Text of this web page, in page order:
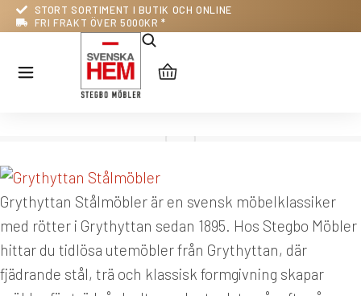
STORT SORTIMENT I BUTIK OCH ONLINE
FRI FRAKT ÖVER 5000KR *
Grythyttan Stålmöbler är en svensk möbelklassiker
med rötter i Grythyttan sedan 1895. Hos Stegbo Möbler
hittar du tidlösa utemöbler från Grythyttan, där
fjädrande stål, trä och klassisk formgivning skapar